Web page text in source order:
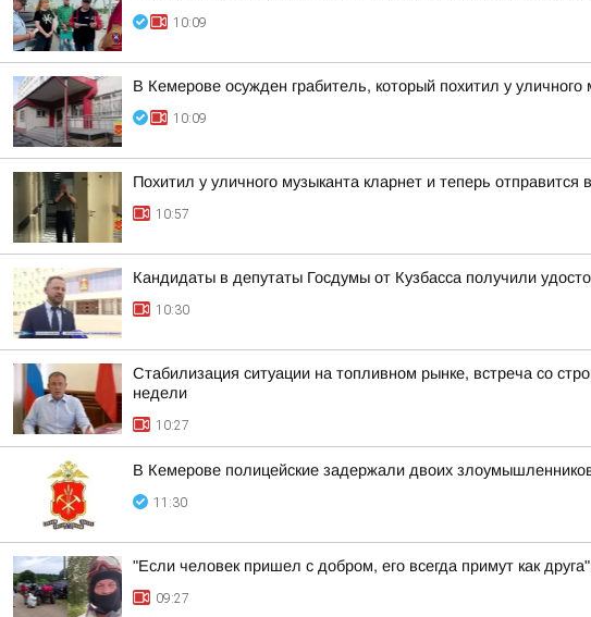
10:09
В Кемерове осужден грабитель, который похитил у уличного
10:09
Похитил у уличного музыканта кларнет и теперь
10:57
Кандидаты в депутаты Госдумы от Кузбасса получили
10:30
Стабилизация ситуации на топливном рынке, встреча со
недели
10:27
В Кемерове полицейские задержали двоих
11:30
"Если человек пришел с добром, его всегда примут как
09:27